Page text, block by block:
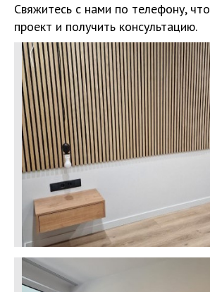
Свяжитесь с нами по телефону,
проект и получить консультацию.